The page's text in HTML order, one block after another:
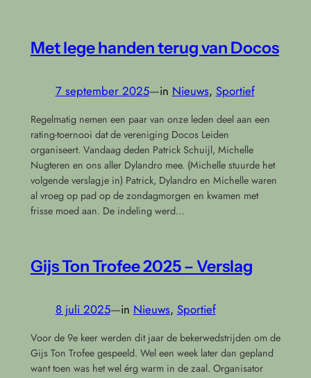
Met lege handen terug van Docos
7 september 2025—in Nieuws, Sportief
Regelmatig nemen een paar van onze leden deel aan een
rating-toernooi dat de vereniging Docos Leiden
organiseert. Vandaag deden Patrick Schuijl, Michelle
Nugteren en ons aller Dylandro mee. (Michelle stuurde het
volgende verslagje in) Patrick, Dylandro en Michelle waren
al vroeg op pad op de zondagmorgen en kwamen met
frisse moed aan. De indeling werd…
Gijs Ton Trofee 2025 – Verslag
8 juli 2025—in Nieuws, Sportief
Voor de 9e keer werden dit jaar de bekerwedstrijden om de
Gijs Ton Trofee gespeeld. Wel een week later dan gepland
want toen was het wel érg warm in de zaal. Organisator